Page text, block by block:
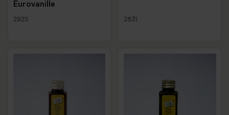
Eurovanille
2925 2831